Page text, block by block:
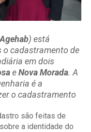
Agehab) está
o cadastramento de
em dois
eNova Morada. A
é a
o cadastramento
são feitas de
a identidade do